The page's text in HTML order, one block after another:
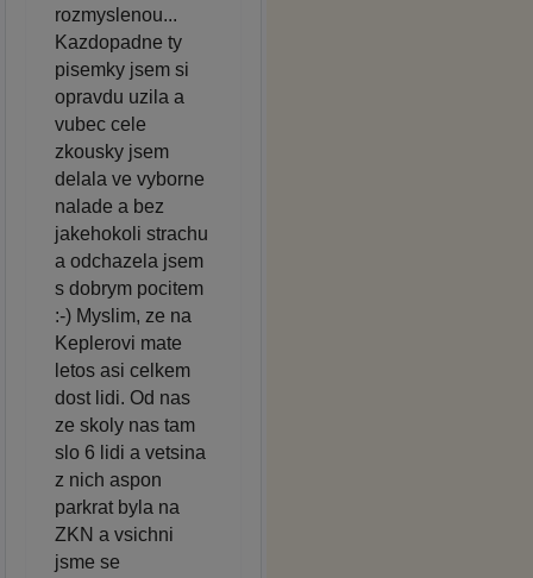
rozmyslenou...
Kazdopadne ty
pisemky jsem si
opravdu uzila a
vubec cele
zkousky jsem
delala ve vyborne
nalade a bez
jakehokoli strachu
a odchazela jsem
s dobrym pocitem
:-) Myslim, ze na
Keplerovi mate
letos asi celkem
dost lidi. Od nas
ze skoly nas tam
slo 6 lidi a vetsina
z nich aspon
parkrat byla na
ZKN a vsichni
jsme se